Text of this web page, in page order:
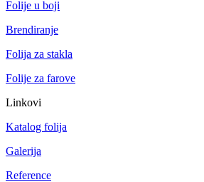
Folije u boji
Brendiranje
Folija za stakla
Folije za farove
Linkovi
Katalog folija
Galerija
Reference